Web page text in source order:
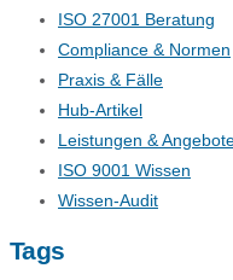
ISO 27001 Beratung
Compliance & Normen
Praxis & Fälle
Hub-Artikel
Leistungen &
ISO 9001 Wissen
Wissen-Audit
Tags